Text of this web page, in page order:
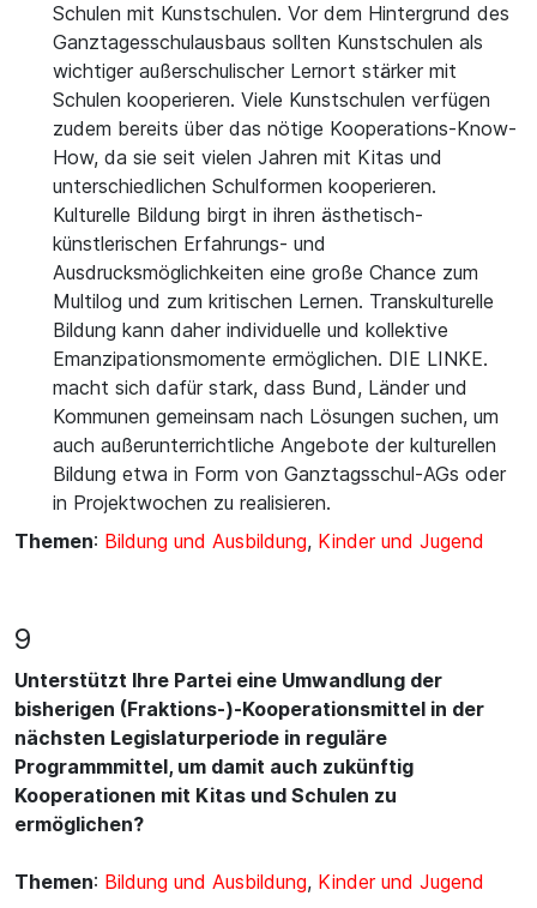
Schulen mit Kunstschulen. Vor dem Hintergrund des
Ganztagesschulausbaus sollten Kunstschulen als
wichtiger außerschulischer Lernort stärker mit
Schulen kooperieren. Viele Kunstschulen verfügen
zudem bereits über das nötige Kooperations-Know-
How, da sie seit vielen Jahren mit Kitas und
unterschiedlichen Schulformen kooperieren.
Kulturelle Bildung birgt in ihren ästhetisch-
künstlerischen Erfahrungs- und
Ausdrucksmöglichkeiten eine große Chance zum
Multilog und zum kritischen Lernen. Transkulturelle
Bildung kann daher individuelle und kollektive
Emanzipationsmomente ermöglichen. DIE LINKE.
macht sich dafür stark, dass Bund, Länder und
Kommunen gemeinsam nach Lösungen suchen, um
auch außerunterrichtliche Angebote der kulturellen
Bildung etwa in Form von Ganztagsschul-AGs oder
in Projektwochen zu realisieren.
Themen: Bildung und Ausbildung, Kinder und Jugend
9
Unterstützt Ihre Partei eine Umwandlung der
bisherigen (Fraktions-)-Kooperationsmittel in der
nächsten Legislaturperiode in reguläre
Programmmittel, um damit auch zukünftig
Kooperationen mit Kitas und Schulen zu
ermöglichen?
Themen: Bildung und Ausbildung, Kinder und Jugend